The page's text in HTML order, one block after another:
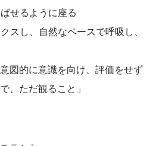
せるように座る
スし、自然なペースで呼吸し、
図的に意識を向け、評価をせず
、ただ観ること」